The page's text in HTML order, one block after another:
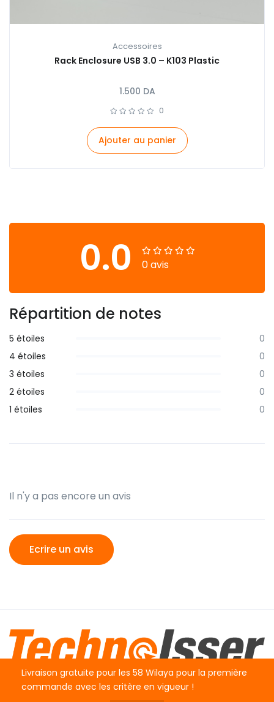
Accessoires
Rack Enclosure USB 3.0 – K103 Plastic
1.500 DA
0
Ajouter au panier
0.0 0 avis
Répartition de notes
5 étoiles
0
4 étoiles
0
3 étoiles
0
2 étoiles
0
1 étoiles
0
Il n'y a pas encore un avis
Ecrire un avis
Livraison gratuite pour les 58 Wilaya pour la première
commande avec les critère en vigueur !